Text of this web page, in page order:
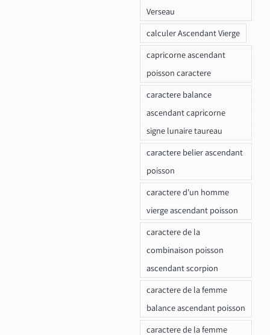
Verseau
calculer Ascendant Vierge
capricorne ascendant
poisson caractere
caractere balance
ascendant capricorne
signe lunaire taureau
caractere belier ascendant
poisson
caractere d'un homme
vierge ascendant poisson
caractere de la
combinaison poisson
ascendant scorpion
caractere de la femme
balance ascendant poisson
caractere de la femme